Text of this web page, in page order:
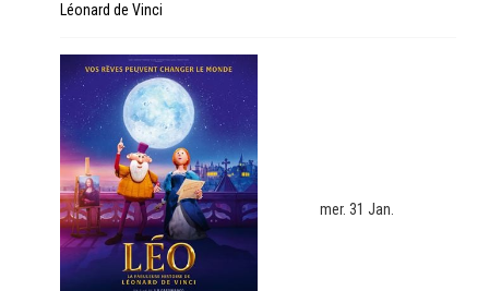
Léonard de Vinci
mer. 31 Jan.